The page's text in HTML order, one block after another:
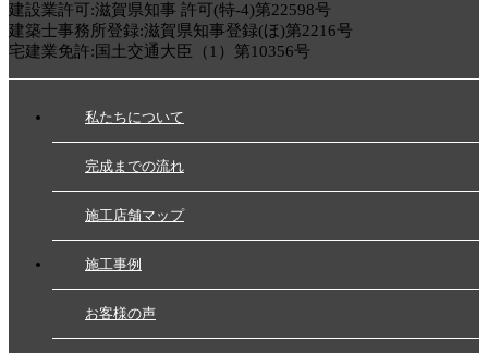
建設業許可:滋賀県知事 許可(特-4)第22598号
建築士事務所登録:滋賀県知事登録(ほ)第2216号
宅建業免許:国土交通大臣（1）第10356号
私たちについて
完成までの流れ
施工店舗マップ
施工事例
お客様の声